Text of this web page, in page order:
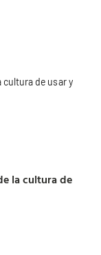
la cultura de